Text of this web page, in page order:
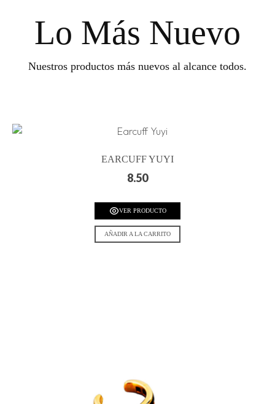
Lo Más Nuevo
Nuestros productos más nuevos al alcance todos.
EARCUFF YUYI
8.50
VER PRODUCTO
AÑADIR A LA CARRITO